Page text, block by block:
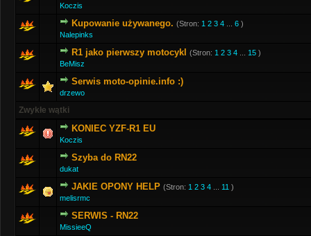
Koczis
Kupowanie używanego. (Stron: 1 2 3 4 6 )
Nalepinks
R1 jako pierwszy motocykl (Stron: 1 2 3 4 15 )
BeMisz
Serwis moto-opinie.info :)
drzewo
Zwykłe wątki
KONIEC YZF-R1 EU
Koczis
Szyba do RN22
dukat
JAKIE OPONY HELP (Stron: 1 2 3 4 11 )
melisrmc
SERWIS - RN22
MissieeQ